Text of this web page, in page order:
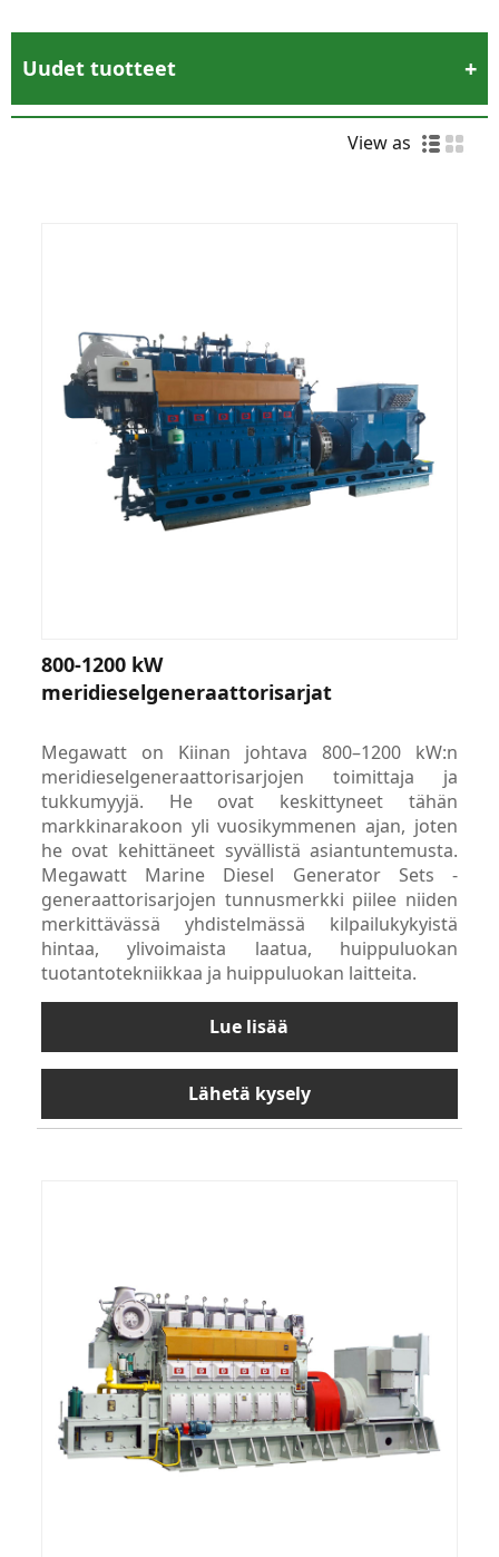
Uudet tuotteet
View as
800-1200 kW
meridieselgeneraattorisarjat
Megawatt on Kiinan johtava 800–1200 kW:n
meridieselgeneraattorisarjojen toimittaja ja
tukkumyyjä. He ovat keskittyneet tähän
markkinarakoon yli vuosikymmenen ajan, joten
he ovat kehittäneet syvällistä asiantuntemusta.
Megawatt Marine Diesel Generator Sets -
generaattorisarjojen tunnusmerkki piilee niiden
merkittävässä yhdistelmässä kilpailukykyistä
hintaa, ylivoimaista laatua, huippuluokan
tuotantotekniikkaa ja huippuluokan laitteita.
Lue lisää
Lähetä kysely